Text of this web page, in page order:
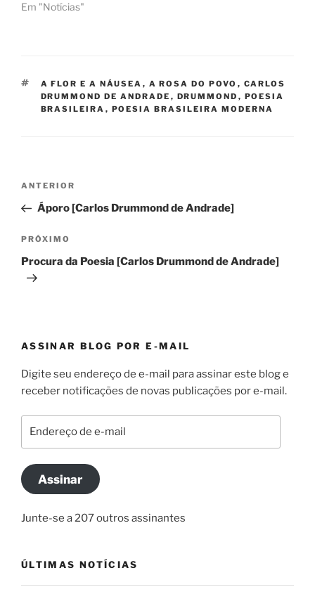
Em "Notícias"
TAGS
A FLOR E A NÁUSEA , A ROSA DO POVO , CARLOS
DRUMMOND DE ANDRADE , DRUMMOND , POESIA
BRASILEIRA , POESIA BRASILEIRA MODERNA
Navegação
Post
Post
anterior
ANTERIOR
Áporo [Carlos Drummond de Andrade]
Próximo
post
PRÓXIMO
Procura da Poesia [Carlos Drummond de Andrade]
ASSINAR BLOG POR E-MAIL
Digite seu endereço de e-mail para assinar este blog e
receber notificações de novas publicações por e-mail.
mailAssinar
Junte-se a 207 outros assinantes
ÚLTIMAS NOTÍCIAS